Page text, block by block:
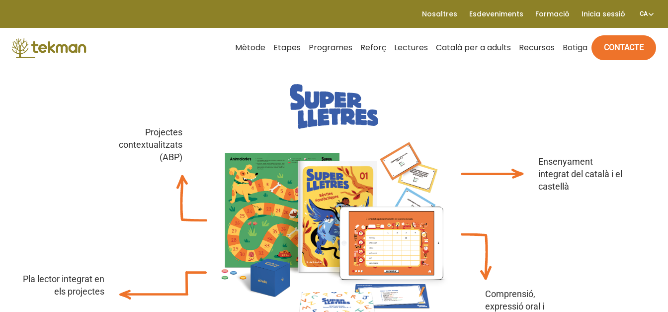
content
Nosaltres Esdeveniments Formació Inicia sessió CA
Mètode Etapes Programes Reforç Lectures Català per a adults Recursos Botiga CONTACTE
Projectes
contextualitzats
(ABP)
Ensenyament
integrat del català i el
castellà
Pla lector integrat en
els projectes
Comprensió,
expressió oral i